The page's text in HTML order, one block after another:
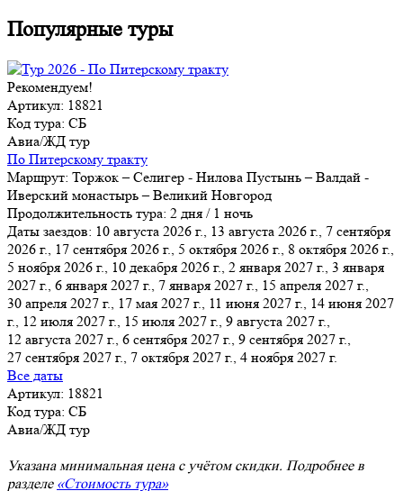
Популярные туры
Рекомендуем!
Артикул: 18821
Код тура: СБ
Авиа/ЖД тур
По Питерскому тракту
Маршрут: Торжок – Селигер - Нилова Пустынь – Валдай -
Иверский монастырь – Великий Новгород
Продолжительность тура: 2 дня / 1 ночь
Даты заездов: 10 августа 2026 г., 13 августа 2026 г., 7 сентября
2026 г., 17 сентября 2026 г., 5 октября 2026 г., 8 октября 2026 г.,
5 ноября 2026 г., 10 декабря 2026 г., 2 января 2027 г., 3 января
2027 г., 6 января 2027 г., 7 января 2027 г., 15 апреля 2027 г.,
30 апреля 2027 г., 17 мая 2027 г., 11 июня 2027 г., 14 июня 2027
г., 12 июля 2027 г., 15 июля 2027 г., 9 августа 2027 г.,
12 августа 2027 г., 6 сентября 2027 г., 9 сентября 2027 г.,
27 сентября 2027 г., 7 октября 2027 г., 4 ноября 2027 г.
Все даты
Артикул: 18821
Код тура: СБ
Авиа/ЖД тур
Указана минимальная цена с учётом скидки. Подробнее в
разделе «Стоимость тура»